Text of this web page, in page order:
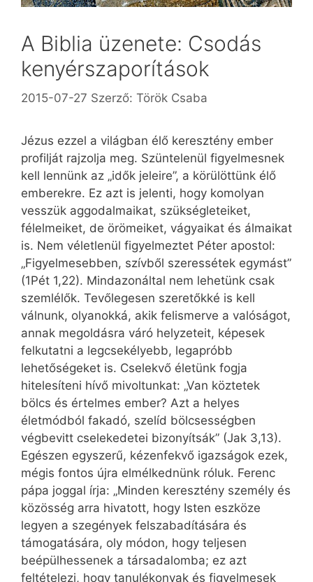
A Biblia üzenete: Csodás
kenyérszaporítások
2015-07-27 Szerző: Török Csaba
Jézus ezzel a világban élő keresztény ember
profilját rajzolja meg. Szüntelenül figyelmesnek
kell lennünk az „idők jeleire”, a körülöttünk élő
emberekre. Ez azt is jelenti, hogy komolyan
vesszük aggodalmaikat, szükségleteiket,
félelmeiket, de örömeiket, vágyaikat és álmaikat
is. Nem véletlenül figyelmeztet Péter apostol:
„Figyelmesebben, szívből szeressétek egymást”
(1Pét 1,22). Mindazonáltal nem lehetünk csak
szemlélők. Tevőlegesen szeretőkké is kell
válnunk, olyanokká, akik felismerve a valóságot,
annak megoldásra váró helyzeteit, képesek
felkutatni a legcsekélyebb, legapróbb
lehetőségeket is. Cselekvő életünk fogja
hitelesíteni hívő mivoltunkat: „Van köztetek
bölcs és értelmes ember? Azt a helyes
életmódból fakadó, szelíd bölcsességben
végbevitt cselekedetei bizonyítsák” (Jak 3,13).
Egészen egyszerű, kézenfekvő igazságok ezek,
mégis fontos újra elmélkednünk róluk. Ferenc
pápa joggal írja: „Minden keresztény személy és
közösség arra hivatott, hogy Isten eszköze
legyen a szegények felszabadítására és
támogatására, oly módon, hogy teljesen
beépülhessenek a társadalomba; ez azt
feltételezi, hogy tanulékonyak és figyelmesek